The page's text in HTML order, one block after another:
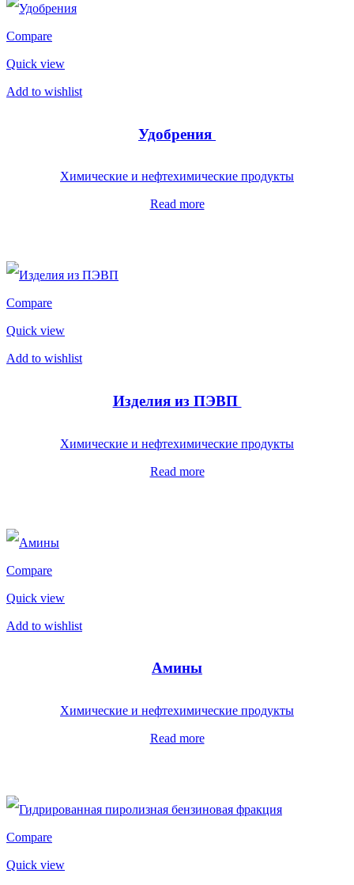
Compare
Quick view
Add to wishlist
Удобрения
Химические и нефтехимические продукты
Read more
Compare
Quick view
Add to wishlist
Изделия из ПЭВП
Химические и нефтехимические продукты
Read more
Compare
Quick view
Add to wishlist
Амины
Химические и нефтехимические продукты
Read more
Compare
Quick view